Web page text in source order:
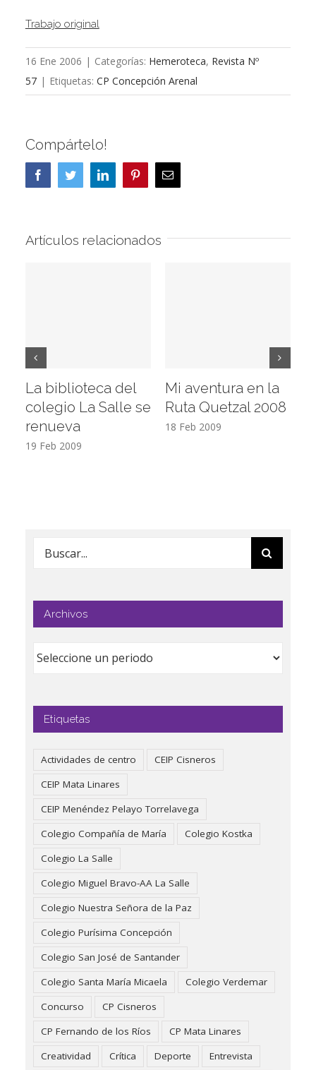
Trabajo original
16 Ene 2006 | Categorías: Hemeroteca, Revista Nº
57 | Etiquetas: CP Concepción Arenal
Compártelo!
FacebookTwitterLinkedInPinterestCorreo
electrónico
Artículos relacionados
La biblioteca del
colegio La Salle se
renueva
19 Feb 2009
Mi aventura en la
Ruta Quetzal 2008
18 Feb 2009
Buscar:
Archivos
Etiquetas
Actividades de centro
CEIP Cisneros
CEIP Mata Linares
CEIP Menéndez Pelayo Torrelavega
Colegio Compañía de María
Colegio Kostka
Colegio La Salle
Colegio Miguel Bravo-AA La Salle
Colegio Nuestra Señora de la Paz
Colegio Purísima Concepción
Colegio San José de Santander
Colegio Santa María Micaela
Colegio Verdemar
Concurso
CP Cisneros
CP Fernando de los Ríos
CP Mata Linares
Creatividad
Crítica Deporte
Entrevista